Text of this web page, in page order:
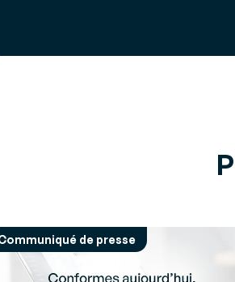
de presse